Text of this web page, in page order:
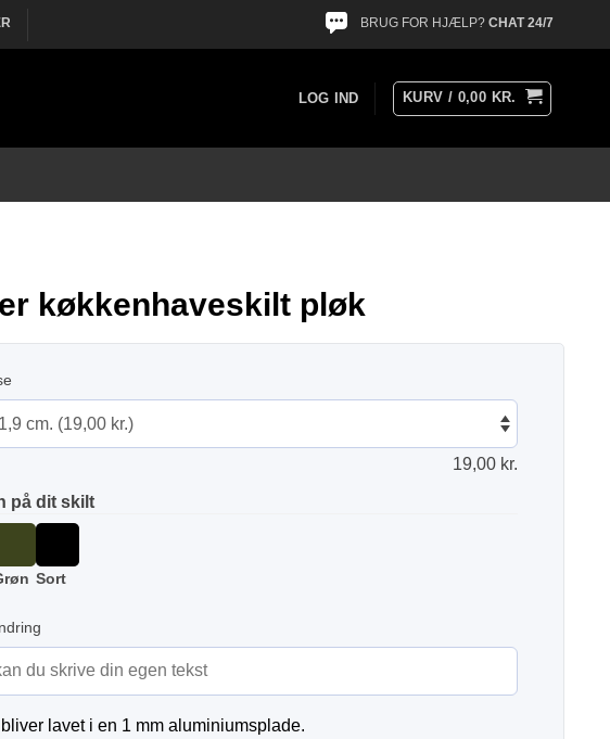
BRUG FOR HJÆLP? CHAT 24/7
LOG IND KURV / 0,00 KR.
køkkenhaveskilt pløk
19,00 kr.
på dit skilt
Sort
lavet i en 1 mm aluminiumsplade.